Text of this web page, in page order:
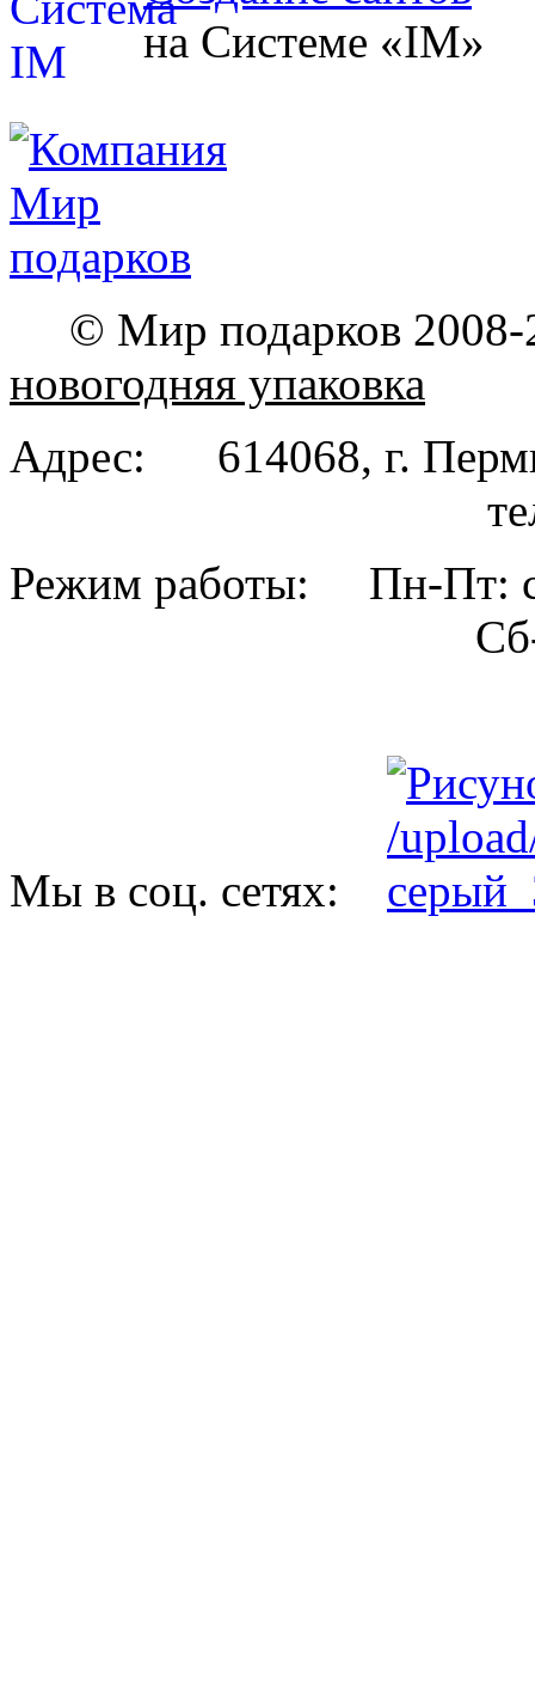
на Системе «IM»
© Мир подарков
новогодняя упаковка
Адрес: 614068, г.
тел.
Режим работы: Пн-Пт:
Сб-Вс:
Мы в соц. сетях: